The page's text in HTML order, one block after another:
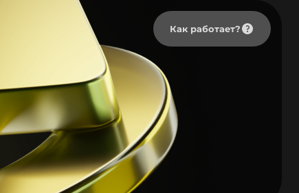
Как работает?